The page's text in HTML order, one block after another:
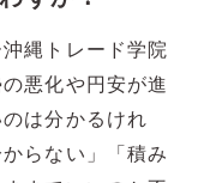
縄トレード学院
悪化や円安が進
は分かるけれ
らない」「積み